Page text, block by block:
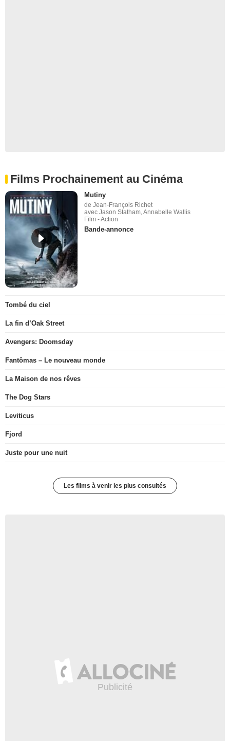
Films Prochainement au Cinéma
Mutiny
de Jean-François Richet
avec Jason Statham, Annabelle Wallis
Film - Action
Bande-annonce
Tombé du ciel
La fin d’Oak Street
Avengers: Doomsday
Fantômas – Le nouveau monde
La Maison de nos rêves
The Dog Stars
Leviticus
Fjord
Juste pour une nuit
Les films à venir les plus consultés